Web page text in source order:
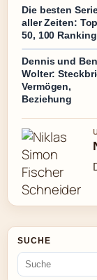
Die besten
aller Zeiten:
50, 100
Dennis und
Wolter:
Vermögen,
Beziehung
SUCHE